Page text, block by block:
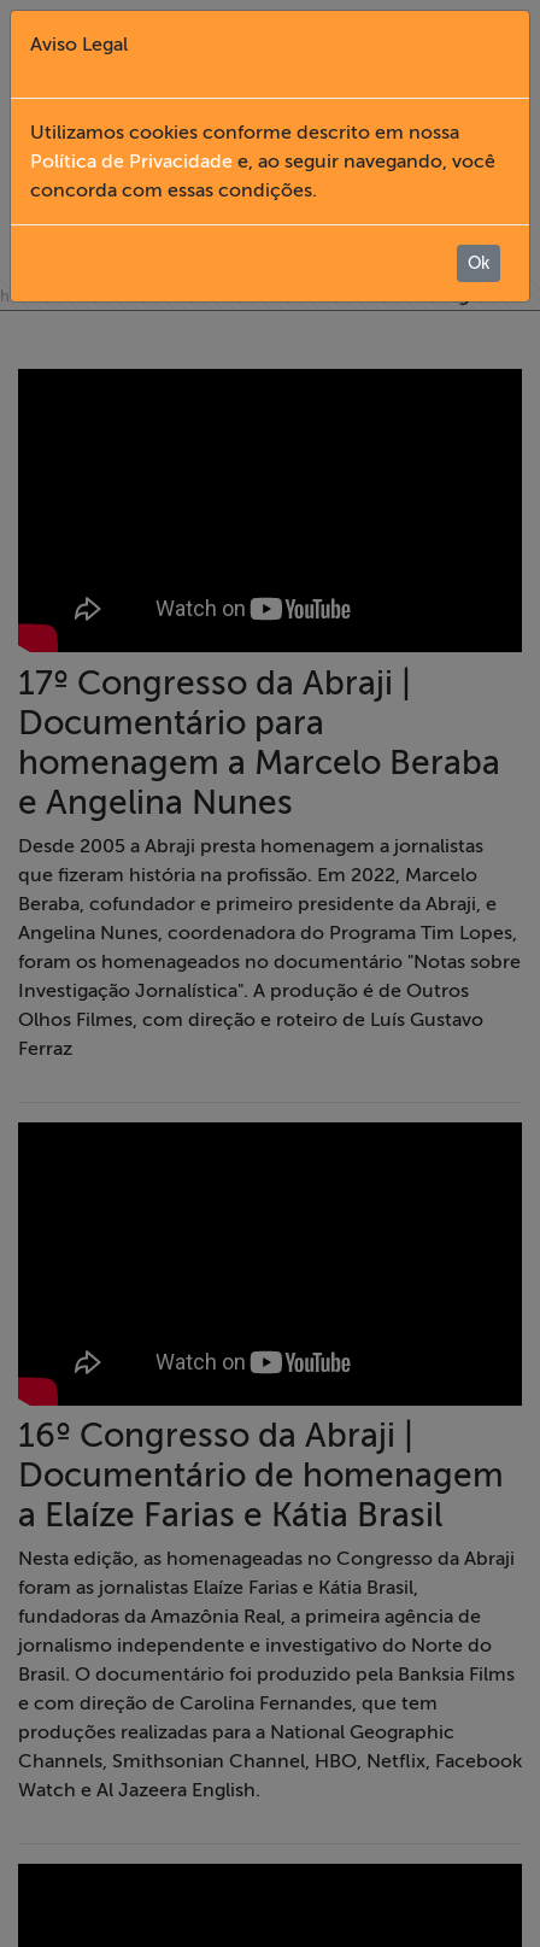
Fechar X
English
Projetos
Proteção Legal
e Litigância
Documentários
dos
Homenageados
Notícias
Associe-se
Fale Conosco
DOCUMENTÁRIOS DOS
HOMENAGEADOS
home
17º Congresso da Abraji |
Documentário para
homenagem a Marcelo Beraba
e Angelina Nunes
Desde 2005 a Abraji presta homenagem a jornalistas
que fizeram história na profissão. Em 2022, Marcelo
Beraba, cofundador e primeiro presidente da Abraji, e
Angelina Nunes, coordenadora do Programa Tim Lopes,
foram os homenageados no documentário "Notas sobre
Investigação Jornalística". A produção é de Outros
Olhos Filmes, com direção e roteiro de Luís Gustavo
Ferraz
16º Congresso da Abraji |
Documentário de homenagem
a Elaíze Farias e Kátia Brasil
Nesta edição, as homenageadas no Congresso da Abraji
foram as jornalistas Elaíze Farias e Kátia Brasil,
fundadoras da Amazônia Real, a primeira agência de
jornalismo independente e investigativo do Norte do
Brasil. O documentário foi produzido pela Banksia Films
e com direção de Carolina Fernandes, que tem
produções realizadas para a National Geographic
Channels, Smithsonian Channel, HBO, Netflix, Facebook
Watch e Al Jazeera English.
Aviso Legal
Utilizamos cookies conforme descrito em nossa
Política de Privacidade e, ao seguir navegando, você
concorda com essas condições.
Ok